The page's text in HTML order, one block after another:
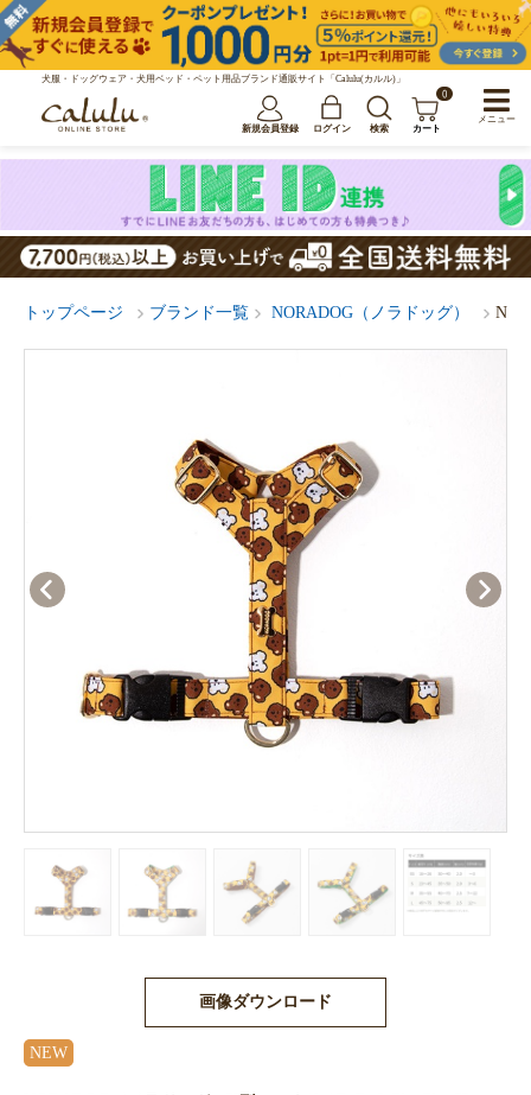
犬服・ドッグウェア・犬用ベッド・ペット用品ブランド通販サイト「Calulu(カルル)」
新規会員登録 ログイン 検索
0
カート
トップページ ブランド一覧 NORADOG（ノラドッグ）
画像ダウンロード
NEW
メニュー